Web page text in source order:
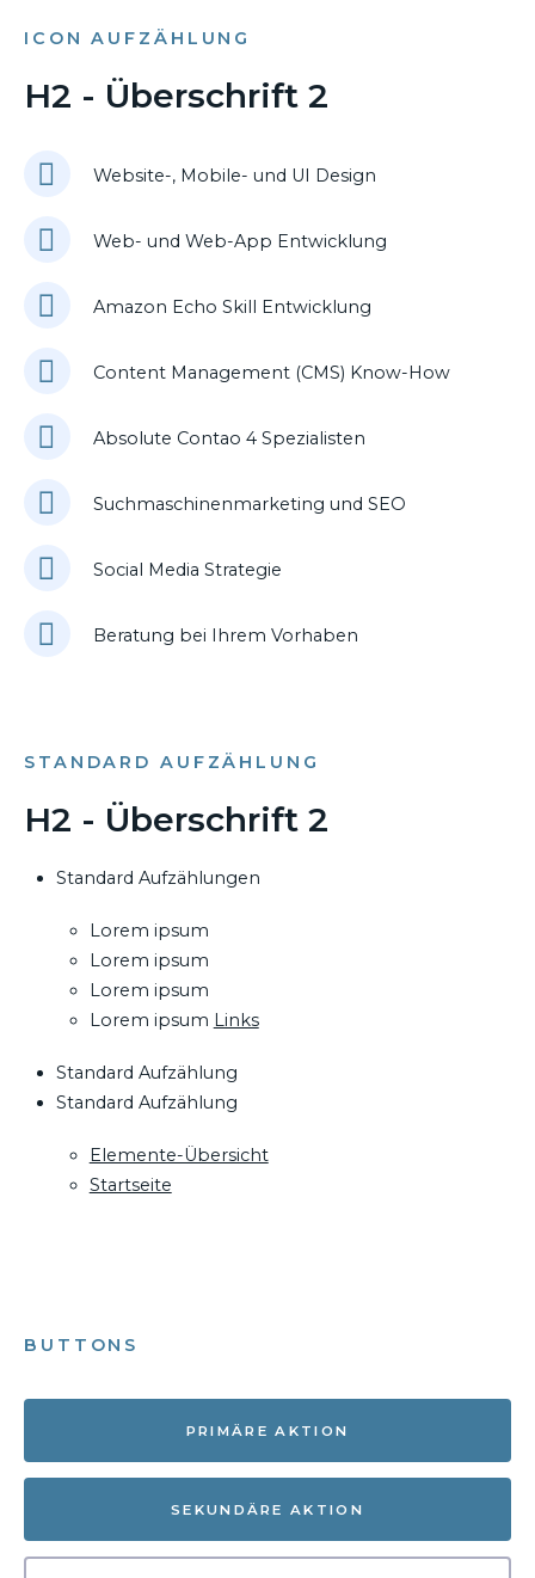
ICON AUFZÄHLUNG
H2 - Überschrift 2
Website-, Mobile- und UI Design
Web- und Web-App Entwicklung
Amazon Echo Skill Entwicklung
Content Management (CMS) Know-How
Absolute Contao 4 Spezialisten
Suchmaschinenmarketing und SEO
Social Media Strategie
Beratung bei Ihrem Vorhaben
STANDARD AUFZÄHLUNG
H2 - Überschrift 2
Standard Aufzählungen
Lorem ipsum
Lorem ipsum
Lorem ipsum
Lorem ipsum Links
Standard Aufzählung
Standard Aufzählung
Elemente-Übersicht
Startseite
BUTTONS
PRIMÄRE AKTION
SEKUNDÄRE AKTION